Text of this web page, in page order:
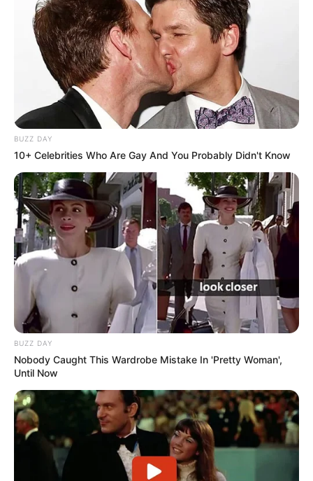
BUZZ DAY
10+ Celebrities Who Are Gay And You Probably Didn't Know
BUZZ DAY
Nobody Caught This Wardrobe Mistake In 'Pretty Woman',
Until Now